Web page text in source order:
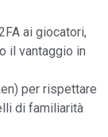
ai giocatori,
il vantaggio in
per rispettare
di familiarità